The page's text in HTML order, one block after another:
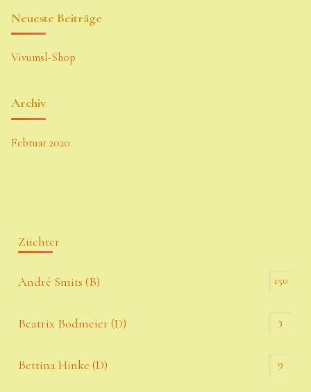
Neueste Beiträge
Vivumsl-Shop
Archiv
Februar 2020
Züchter
André Smits (B) 150
Beatrix Bodmeier (D) 3
Bettina Hinke (D) 9